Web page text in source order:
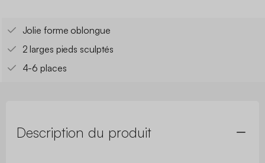
Jolie forme oblongue
2 larges pieds sculptés
4-6 places
Description du produit